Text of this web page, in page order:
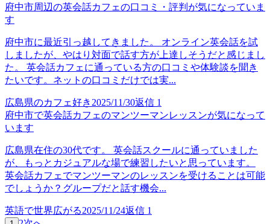
府中市周辺の英会話カフェの口コミ・評判が気になっていま
す
府中市に最近引っ越してきました。 オンライン英会話を試
しましたが、やはり対面で話す方が上達しそうだと感じまし
た。 英会話カフェに通っている方の口コミや体験談を聞き
たいです。ネットの口コミだけでは実...
広島県のカフェ好き 2025/11/30返信 1
府中市で英会話カフェのマンツーマンレッスンが気になって
います
広島県在住の30代です。 英会話スクールに通っていました
が、もっとカジュアルな場で練習したいと思っています。
英会話カフェでマンツーマンのレッスンを受けることは可能
でしょうか？グループだと話す機会...
英語で世界広がる2025/11/24返信 1